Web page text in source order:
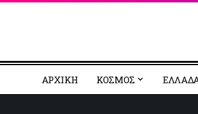
ΑΡΧΙΚΗ ΚΟΣΜΟΣ